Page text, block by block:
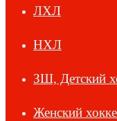
ЛХЛ
НХЛ
ЗШ, Детский
Женский